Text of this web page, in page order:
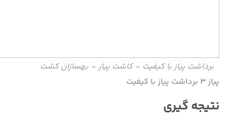
برداشت پیاز با کیفیت – کاشت پیاز – بهسازان کشت
پیاز ۳ برداشت پیاز با کیفیت
نتیجه گیری